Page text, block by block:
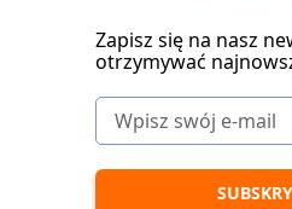
Zapisz się na nasz
otrzymywać